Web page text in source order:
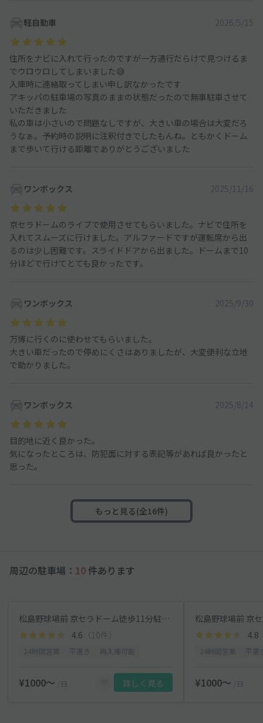
軽自動車 2026/5/15
住所をナビに入れて行ったのですが一方通行だらけで見つけるま
でウロウロしてしまいました😅
入庫時に連絡取ってしまい申し訳なかったです
アキッパの駐車場の写真のままの状態だったので無事駐車させて
いただきました
私の車は小さいので問題なしですが、大きい車の場合は大変だろ
うなぁ。予約時の説明に注釈付きでしたもんね。ともかくドーム
まで歩いて行ける距離でありがとうございました
ワンボックス 2025/11/16
京セラドームのライブで使用させてもらいました。ナビで住所を
入れてスムーズに行けました。アルファードですが運転席から出
るのは少し困難です。スライドドアから出ました。ドームまで10
分ほどで行けてとても良かったです。
ワンボックス 2025/9/30
万博に行くのに使わせてもらいました。
大きい車だったので停めにくさはありましたが、大変便利な立地
で助かりました。
ワンボックス 2025/8/14
目的地に近く良かった。
気になったところは、防犯面に対する表記等があれば良かったと
思った。
もっと見る(全16件)
周辺の駐車場： 10 件あります
松島野球場前 京セラドーム徒歩11分駐車場【1】
4.6 （10件）
¥1000〜 /日 詳しく見る
4.8
¥1000〜 /日